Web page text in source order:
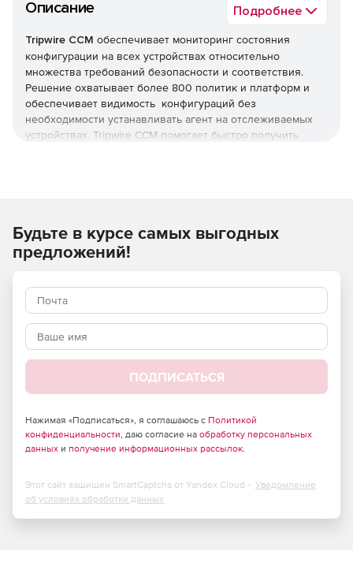
Описание Подробнее
Tripwire CCM обеспечивает мониторинг состояния
конфигурации на всех устройствах относительно
множества требований безопасности и соответствия.
Решение охватывает более 800 политик и платформ и
обеспечивает видимость конфигураций без
необходимости устанавливать агент на отслеживаемых
устройствах. Tripwire CCM помогает быстро получить
Будьте в курсе самых выгодных
предложений!
ПОДПИСАТЬСЯ
Нажимая «Подписаться», я соглашаюсь с Политикой
конфиденциальности, даю согласие на обработку персональных
данных и получение информационных рассылок.
Этот сайт защищен SmartCaptcha от Yandex Cloud - Уведомление
об условиях обработки данных